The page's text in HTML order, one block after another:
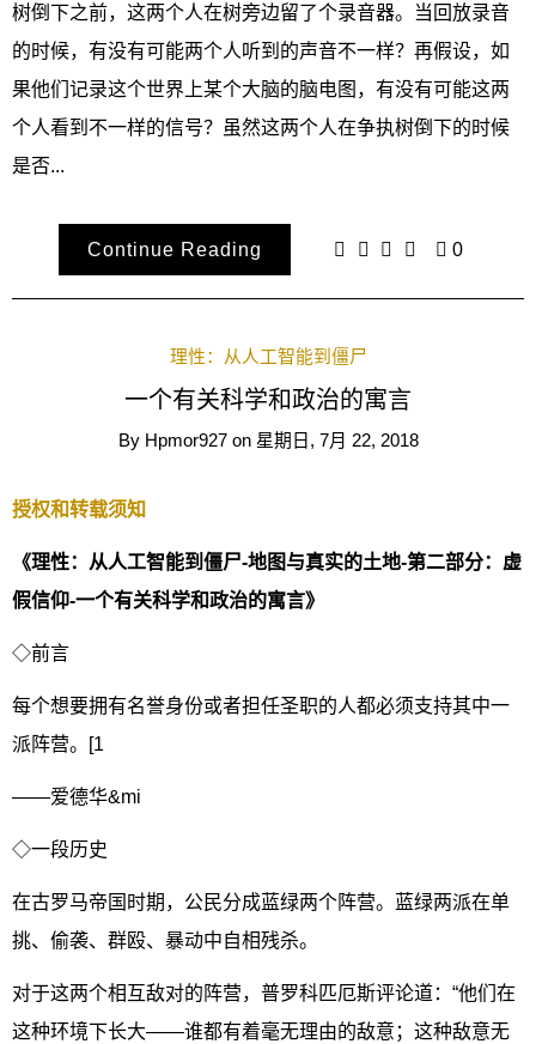
树倒下之前，这两个人在树旁边留了个录音器。当回放录音
的时候，有没有可能两个人听到的声音不一样？再假设，如
果他们记录这个世界上某个大脑的脑电图，有没有可能这两
个人看到不一样的信号？虽然这两个人在争执树倒下的时候
是否...
Continue Reading 0
理性：从人工智能到僵尸
一个有关科学和政治的寓言
By Hpmor927 on 星期日, 7月 22, 2018
授权和转载须知
《理性：从人工智能到僵尸-地图与真实的土地-第二部分：虚
假信仰-一个有关科学和政治的寓言》
◇前言
每个想要拥有名誉身份或者担任圣职的人都必须支持其中一
派阵营。[1
——爱德华&mi
◇一段历史
在古罗马帝国时期，公民分成蓝绿两个阵营。蓝绿两派在单
挑、偷袭、群殴、暴动中自相残杀。
对于这两个相互敌对的阵营，普罗科匹厄斯评论道：“他们在
这种环境下长大——谁都有着毫无理由的敌意；这种敌意无